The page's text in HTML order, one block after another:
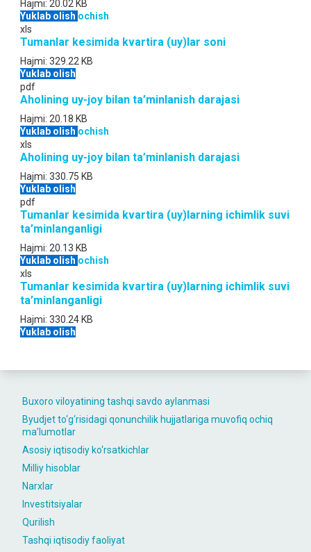
Buxoro viloyatining tashqi savdo aylanmasi
Byudjet to‘g‘risidagi qonunchilik hujjatlariga muvofiq ochiq
maʼlumotlar
Asosiy iqtisodiy ko‘rsatkichlar
Milliy hisoblar
Narxlar
Investitsiyalar
Qurilish
Tashqi iqtisodiy faoliyat
Hajmi: 20.02 KB
Yuklab olish ochish
xls
Tumanlar kesimida kvartira (uy)lar soni
Hajmi: 329.22 KB
Yuklab olish
pdf
Aholining uy-joy bilan ta’minlanish darajasi
Hajmi: 20.18 KB
Yuklab olish ochish
xls
Aholining uy-joy bilan ta’minlanish darajasi
Hajmi: 330.75 KB
Yuklab olish
pdf
Tumanlar kesimida kvartira (uy)larning ichimlik suvi
ta’minlanganligi
Hajmi: 20.13 KB
Yuklab olish ochish
xls
Tumanlar kesimida kvartira (uy)larning ichimlik suvi
ta’minlanganligi
Hajmi: 330.24 KB
Yuklab olish